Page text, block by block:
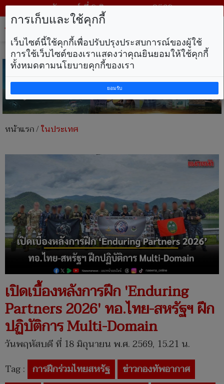
วันเสาร์ ที่ 8 สิงหาคม พ.ศ. 2569
หน้าแรก/ในประเทศ
เปิดเบื้องหลังการฝึก 'Enduring
Partners 2026' ทอ.ไทย-สหรัฐฯ ฝึก
ปฏิบัติการ Multi-Domain
วันพฤหัสบดี ที่ 18 มิถุนายน พ.ศ. 2569, 15.21 น.
Tag : การฝึกร่วมไทยสหรัฐ
ข่าวกองทัพอากาศ
การเก็บและใช้คุกกี้
เว็บไซต์นี้ใช้คุกกี้เพื่อปรับปรุงประสบการณ์ของผู้ใช้
การใช้เว็บไซต์ของเราแสดงว่าคุณยินยอมให้ใช้คุกกี้
ทั้งหมดตามนโยบายคุกกี้ของเรา
ยอมรับ